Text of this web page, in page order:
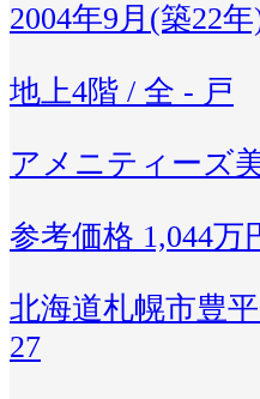
2004年9月(築22年
地上4階 / 全 - 戸
アメニティーズ
参考価格 1,044万
北海道札幌市豊
27